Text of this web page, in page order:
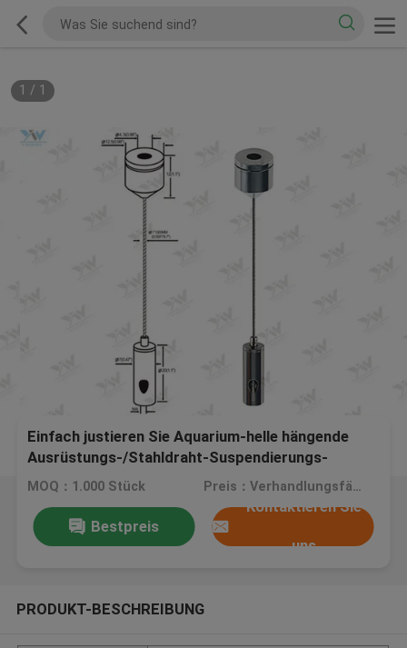
1 / 1
Einfach justieren Sie Aquarium-helle hängende
Ausrüstungs-/Stahldraht-Suspendierungs-
Ausrüstungs-Gewohnheits-Farbe
MOQ：1.000 Stück Preis：Verhandlungsfähig
Bestpreis
Kontaktieren Sie
uns
PRODUKT-BESCHREIBUNG